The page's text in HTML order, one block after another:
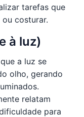
tarefas que
costurar.
à luz)
a luz se
olho, gerando
relatam
para